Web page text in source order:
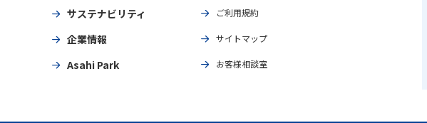
サステナビリティ
企業情報
Asahi Park
ご利用規約
サイトマップ
お客様相談室